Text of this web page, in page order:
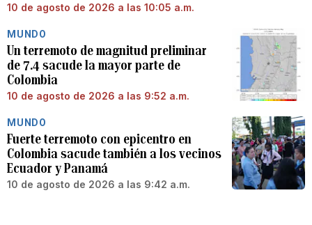
10 de agosto de 2026 a las 10:05 a.m.
MUNDO
Un terremoto de magnitud preliminar
de 7.4 sacude la mayor parte de
Colombia
10 de agosto de 2026 a las 9:52 a.m.
MUNDO
Fuerte terremoto con epicentro en
Colombia sacude también a los vecinos
Ecuador y Panamá
10 de agosto de 2026 a las 9:42 a.m.